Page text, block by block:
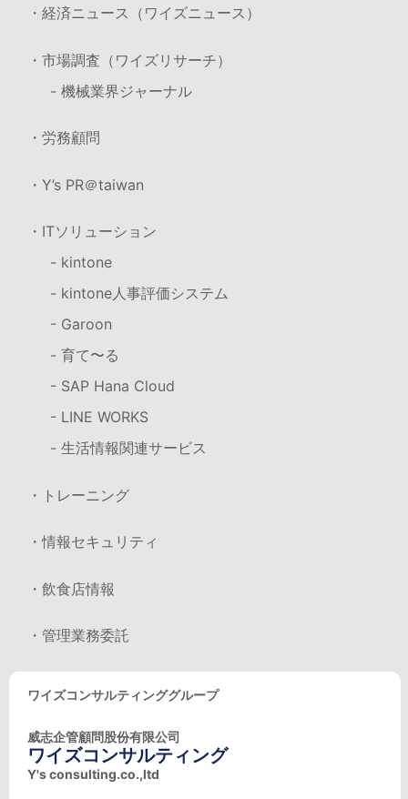
・経済ニュース（ワイズニュース）
・市場調査（ワイズリサーチ）
- 機械業界ジャーナル
・労務顧問
・Y’s PR＠taiwan
・ITソリューション
- kintone
- kintone人事評価システム
- Garoon
- 育て〜る
- SAP Hana Cloud
- LINE WORKS
- 生活情報関連サービス
・トレーニング
・情報セキュリティ
・飲食店情報
・管理業務委託
ワイズコンサルティンググループ
威志企管顧問股份有限公司
ワイズコンサルティング
Y's consulting.co.,ltd